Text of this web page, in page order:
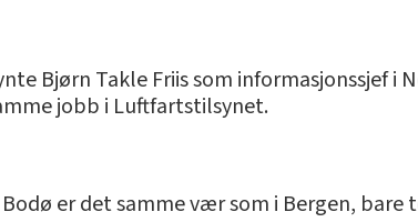
Bjørn Takle Friis som informasjonssjef i
jobb i Luftfartstilsynet.
Bodø er det samme vær som i Bergen,